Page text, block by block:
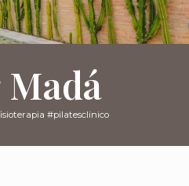
#pilatesclinico